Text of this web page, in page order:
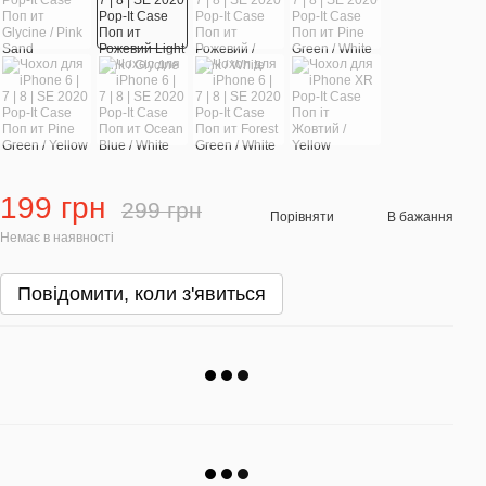
199 грн 299 грн
Немає в наявності
Порівняти В бажання
Повідомити, коли з'явиться